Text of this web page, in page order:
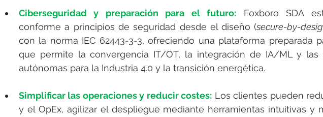
Ciberseguridad y preparación para el futuro:
Foxboro SDA
conforme a principios de seguridad desde el diseño (secure-by-
con la norma IEC 62443-3-3, ofreciendo una plataforma preparada
que permite la convergencia IT/OT, la integración de IA/ML y las
autónomas para la Industria 4.0 y la transición energética.
Simplificar las operaciones y reducir costes: Los clientes pueden
y el OpEx, agilizar el despliegue mediante herramientas intuitivas y